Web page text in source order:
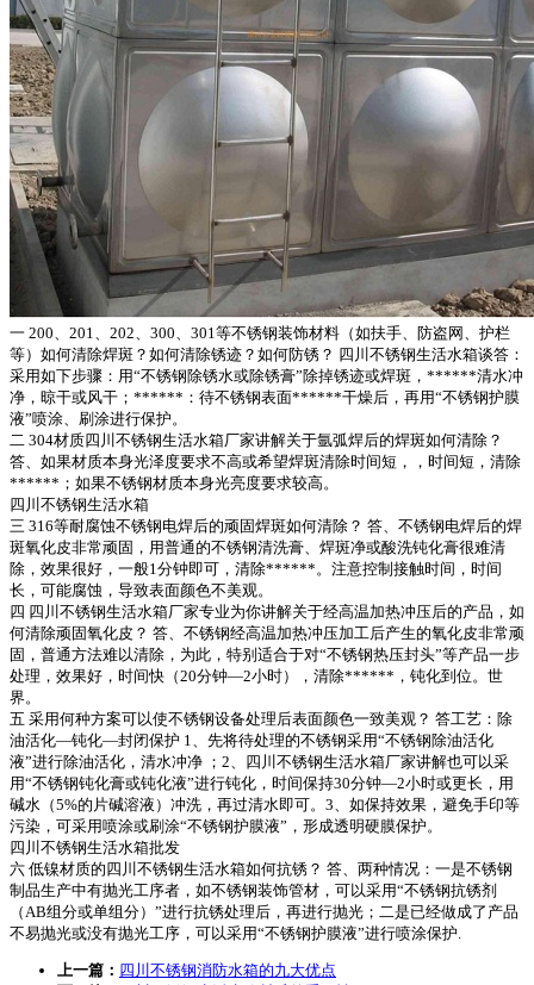
一 200、201、202、300、301等不锈钢装饰材料（如扶手、防盗网、护栏
等）如何清除焊斑？如何清除锈迹？如何防锈？ 四川不锈钢生活水箱谈答：
采用如下步骤：用“不锈钢除锈水或除锈膏”除掉锈迹或焊斑，******清水冲
净，晾干或风干；******：待不锈钢表面******干燥后，再用“不锈钢护膜
液”喷涂、刷涂进行保护。
二 304材质四川不锈钢生活水箱厂家讲解关于氩弧焊后的焊斑如何清除？
答、如果材质本身光泽度要求不高或希望焊斑清除时间短，，时间短，清除
******；如果不锈钢材质本身光亮度要求较高。
四川不锈钢生活水箱
三 316等耐腐蚀不锈钢电焊后的顽固焊斑如何清除？ 答、不锈钢电焊后的焊
斑氧化皮非常顽固，用普通的不锈钢清洗膏、焊斑净或酸洗钝化膏很难清
除，效果很好，一般1分钟即可，清除******。注意控制接触时间，时间
长，可能腐蚀，导致表面颜色不美观。
四 四川不锈钢生活水箱厂家专业为你讲解关于经高温加热冲压后的产品，如
何清除顽固氧化皮？ 答、不锈钢经高温加热冲压加工后产生的氧化皮非常顽
固，普通方法难以清除，为此，特别适合于对“不锈钢热压封头”等产品一步
处理，效果好，时间快（20分钟—2小时），清除******，钝化到位。世
界。
五 采用何种方案可以使不锈钢设备处理后表面颜色一致美观？ 答工艺：除
油活化—钝化—封闭保护 1、先将待处理的不锈钢采用“不锈钢除油活化
液”进行除油活化，清水冲净 ；2、四川不锈钢生活水箱厂家讲解也可以采
用“不锈钢钝化膏或钝化液”进行钝化，时间保持30分钟—2小时或更长，用
碱水（5%的片碱溶液）冲洗，再过清水即可。3、如保持效果，避免手印等
污染，可采用喷涂或刷涂“不锈钢护膜液”，形成透明硬膜保护。
四川不锈钢生活水箱批发
六 低镍材质的四川不锈钢生活水箱如何抗锈？ 答、两种情况：一是不锈钢
制品生产中有抛光工序者，如不锈钢装饰管材，可以采用“不锈钢抗锈剂
（AB组分或单组分）”进行抗锈处理后，再进行抛光；二是已经做成了产品
不易抛光或没有抛光工序，可以采用“不锈钢护膜液”进行喷涂保护.
上一篇： 四川不锈钢消防水箱的九大优点